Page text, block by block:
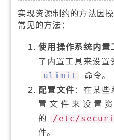
实现资源制约的方法因
常见的方法：
使用操作系统内置
了内置工具来设
ulimit
命令。
配置文件：在某些
置文件来设置
的
/etc/
件。